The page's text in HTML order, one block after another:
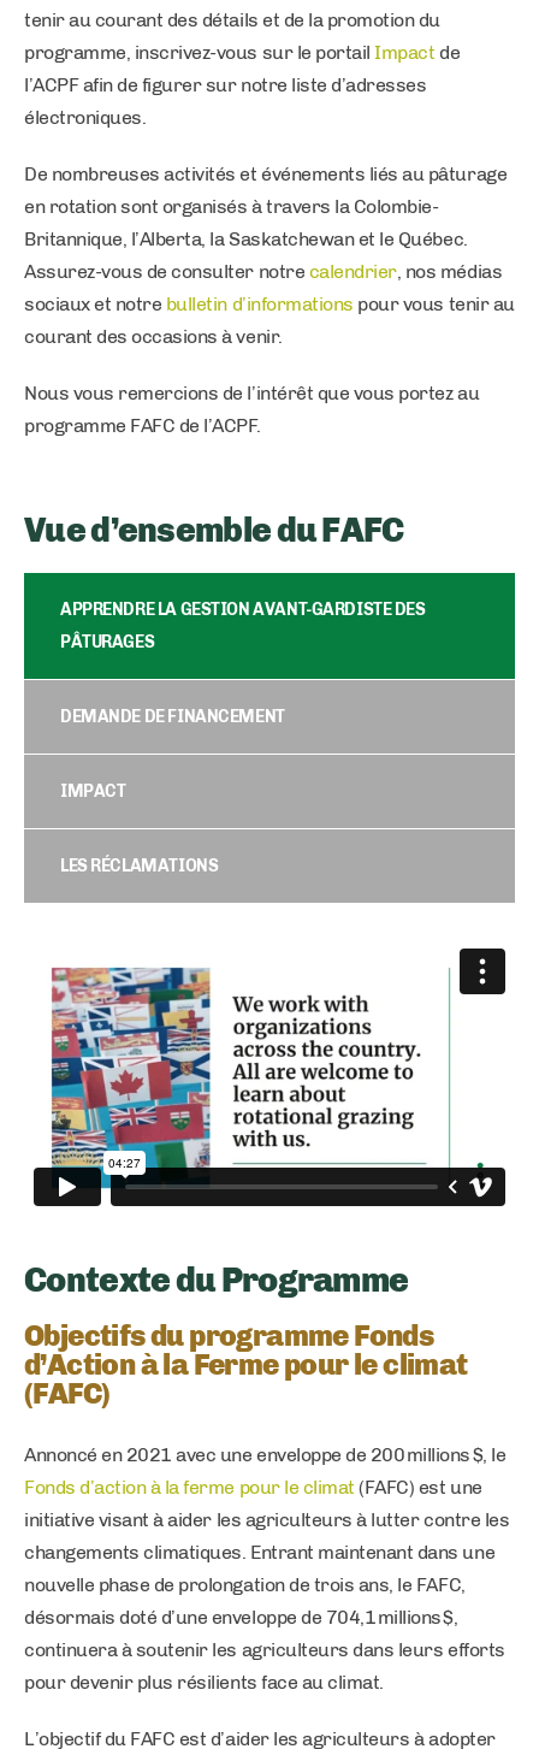
tenir au courant des détails et de la promotion du
programme, inscrivez-vous sur le portail Impact de
l’ACPF afin de figurer sur notre liste d’adresses
électroniques.
De nombreuses activités et événements liés au pâturage
en rotation sont organisés à travers la Colombie-
Britannique, l’Alberta, la Saskatchewan et le Québec.
Assurez-vous de consulter notre calendrier, nos médias
sociaux et notre bulletin d’informations pour vous tenir au
courant des occasions à venir.
Nous vous remercions de l’intérêt que vous portez au
programme FAFC de l’ACPF.
Vue d’ensemble du FAFC
APPRENDRE LA GESTION AVANT-GARDISTE DES
PÂTURAGES
DEMANDE DE FINANCEMENT
IMPACT
LES RÉCLAMATIONS
Contexte du Programme
Objectifs du programme Fonds
d’Action à la Ferme pour le climat
(FAFC)
Annoncé en 2021 avec une enveloppe de 200 millions $, le
Fonds d’action à la ferme pour le climat (FAFC) est une
initiative visant à aider les agriculteurs à lutter contre les
changements climatiques. Entrant maintenant dans une
nouvelle phase de prolongation de trois ans, le FAFC,
désormais doté d’une enveloppe de 704,1 millions $,
continuera à soutenir les agriculteurs dans leurs efforts
pour devenir plus résilients face au climat.
L’objectif du FAFC est d’aider les agriculteurs à adopter